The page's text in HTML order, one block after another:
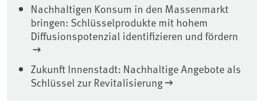
Nachhaltigen Konsum in den Massenmarkt
bringen: Schlüsselprodukte mit hohem
Diffusionspotenzial identifizieren und fördern
Zukunft Innenstadt: Nachhaltige Angebote als
Schlüssel zur Revitalisierung